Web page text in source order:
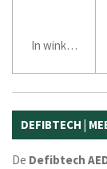
In winkelwagen
DEFIBTECH |
De Defibtech